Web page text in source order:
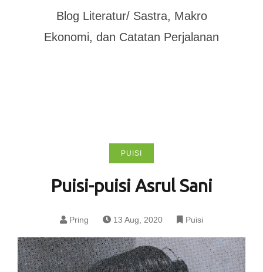
Blog Literatur/ Sastra, Makro
Ekonomi, dan Catatan Perjalanan
PUISI
Puisi-puisi Asrul Sani
Pring 13 Aug, 2020 Puisi